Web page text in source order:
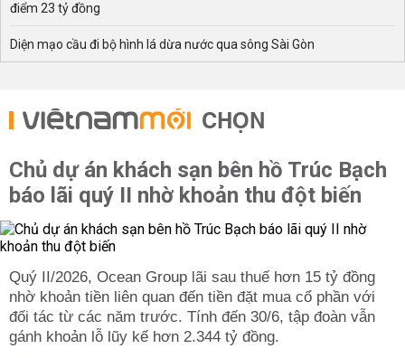
điểm 23 tỷ đồng
Diện mạo cầu đi bộ hình lá dừa nước qua sông Sài Gòn
CHỌN
Chủ dự án khách sạn bên hồ Trúc Bạch
báo lãi quý II nhờ khoản thu đột biến
Quý II/2026, Ocean Group lãi sau thuế hơn 15 tỷ đồng
nhờ khoản tiền liên quan đến tiền đặt mua cổ phần với
đối tác từ các năm trước. Tính đến 30/6, tập đoàn vẫn
gánh khoản lỗ lũy kế hơn 2.344 tỷ đồng.